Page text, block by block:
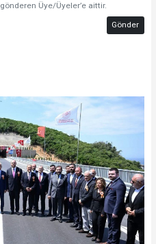
Üye/Üyeler’e aittir.
Gönder